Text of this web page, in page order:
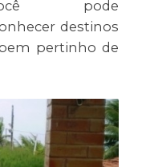
pode
destinos
pertinho de